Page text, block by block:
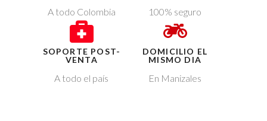
A todo Colombia
SOPORTE POST-
VENTA
A todo el país
100% seguro
DOMICILIO EL
MISMO DIA
En Manizales